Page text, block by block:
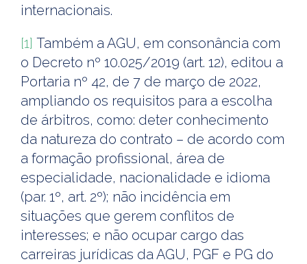
internacionais.
[1] Também a AGU, em consonância com
o Decreto nº 10.025/2019 (art. 12), editou a
Portaria nº 42, de 7 de março de 2022,
ampliando os requisitos para a escolha
de árbitros, como: deter conhecimento
da natureza do contrato – de acordo com
a formação profissional, área de
especialidade, nacionalidade e idioma
(par. 1º, art. 2º); não incidência em
situações que gerem conflitos de
interesses; e não ocupar cargo das
carreiras jurídicas da AGU, PGF e PG do